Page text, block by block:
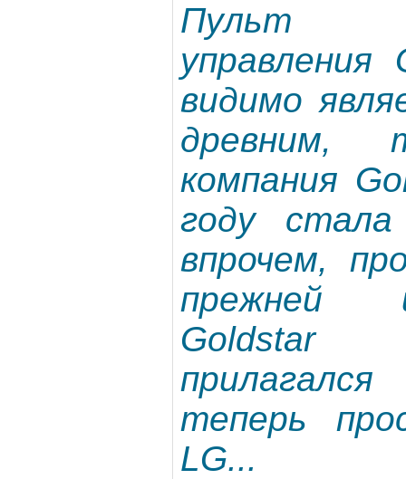
Пульт
управления
видимо
древним,
компания
году
впрочем,
прежней
теперь
LG...